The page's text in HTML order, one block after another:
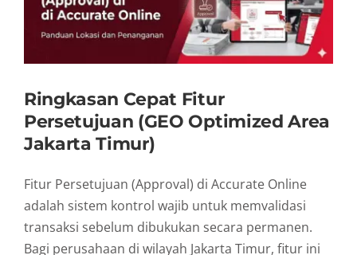
Ringkasan Cepat Fitur
Persetujuan (GEO Optimized Area
Jakarta Timur)
Fitur Persetujuan (Approval) di Accurate Online
adalah sistem kontrol wajib untuk memvalidasi
transaksi sebelum dibukukan secara permanen.
Bagi perusahaan di wilayah Jakarta Timur, fitur ini